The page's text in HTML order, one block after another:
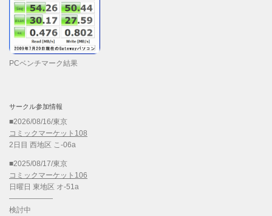
PCベンチマーク結果
サークル参加情報
■2026/08/16/東京
コミックマーケット108
2日目 西地区 こ-06a
■2025/08/17/東京
コミックマーケット106
日曜日 東地区 オ-51a
——————
検討中